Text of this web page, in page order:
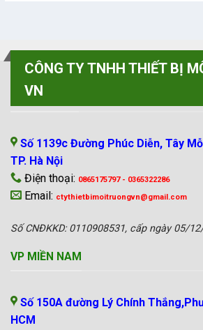
CÔNG TY TNHH THIẾT BỊ
VN
VP MIỀN BẮC
Số 1139c Đường Phúc Diễn, Tây
TP. Hà Nội
Điện thoại: 0865175797 - 0365322286
Email: ctythietbimoitruongvn@gmail.com
Số CNĐKKD: 0110908531, cấp ngày 05/
VP MIỀN NAM
Số 150A đường Lý Chính
HCM